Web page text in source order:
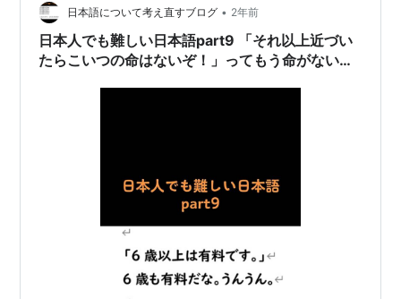
日本語について考え直すブログ • 2年前
日本人でも難しい日本語part9 「それ以上近づい
たらこいつの命はないぞ！」ってもう命がないん